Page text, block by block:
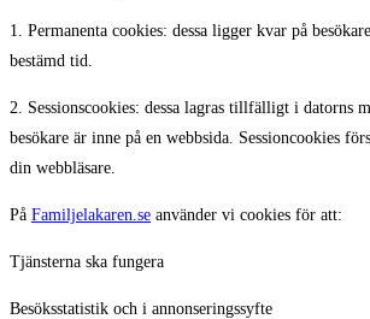
1. Permanenta cookies: dessa ligger kvar på
bestämd tid.
2. Sessionscookies: dessa lagras tillfälligt i datorns
besökare är inne på en webbsida. Sessioncookies
din webbläsare.
På Familjelakaren.se använder vi cookies för att:
Tjänsterna ska fungera
Besöksstatistik och i annonseringssyfte